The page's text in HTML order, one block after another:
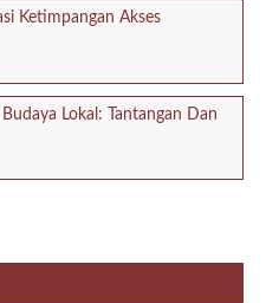
Ketimpangan Akses
Lokal: Tantangan Dan